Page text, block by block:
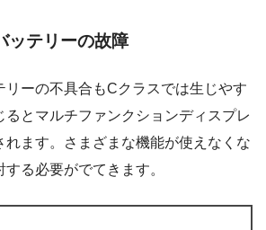
ッテリーの故障
リーの不具合もCクラスでは生じやす
るとマルチファンクションディスプレ
れます。さまざまな機能が使えなくな
る必要がでてきます。